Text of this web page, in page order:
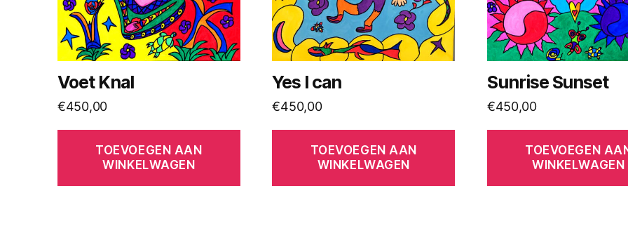
Voet Knal
€450,00
TOEVOEGEN AAN
WINKELWAGEN
Yes I can
€450,00
TOEVOEGEN AAN
WINKELWAGEN
Sunrise Sunset
€450,00
TOEVOEGEN
WINKELWAGEN